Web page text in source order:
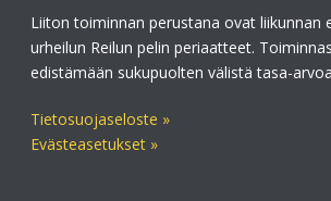
Liiton toiminnan perustana ovat liikunnan
urheilun Reilun pelin periaatteet.
edistämään sukupuolten välistä tasa-
Tietosuojaseloste »
Evästeasetukset »